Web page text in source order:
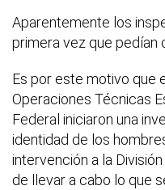
Aparentemente los
primera vez que pedían
Es por este motivo que
Operaciones Técnicas
Federal iniciaron una
identidad de los
intervención a la
de llevar a cabo lo que